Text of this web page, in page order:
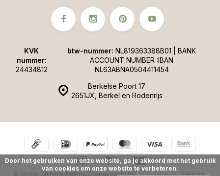
Berkelse Poort 17
2651JX, Berkel en Rodenrijs
KVK
nummer:
24434812
btw-nummer: NL819363388B01 | BANK
ACCOUNT NUMBER :IBAN
NL63ABNA0504411454
© Stigter Tuinmeubelen- Theme made by Webdinge.nl Sitemap
Door het gebruiken van onze website, ga je akkoord met het gebruik
van cookies om onze website te verbeteren.